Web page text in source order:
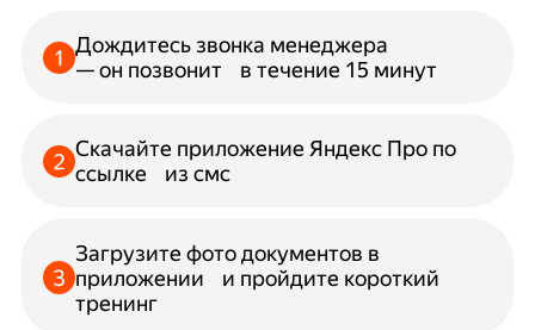
Дождитесь звонка менеджера
— он позвонит в течение 15 минут
Скачайте приложение Яндекс Про по
ссылке из смс
Загрузите фото документов в
приложении и пройдите короткий
тренинг